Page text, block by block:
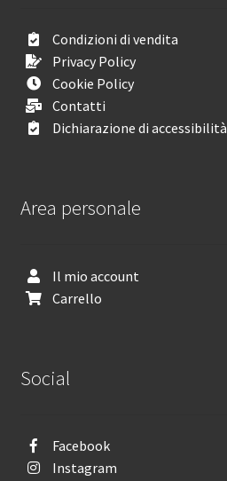
Condizioni di vendita
Privacy Policy
Cookie Policy
Contatti
Dichiarazione di accessibilità
Area personale
Il mio account
Carrello
Social
Facebook
Instagram